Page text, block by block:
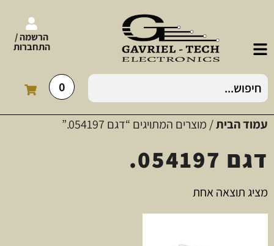
הרשמה /
התחברות
0
עמוד הבית/ מוצרים המתויגים “דגם 054197.”
דגם 054197.
מציג תוצאה אחת